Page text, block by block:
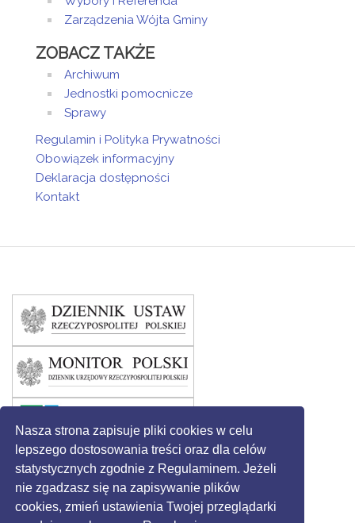
Nasza strona zapisuje pliki cookies w celu
lepszego dostosowania treści oraz dla celów
statystycznych zgodnie z Regulaminem. Jeżeli
nie zgadzasz się na zapisywanie plików
cookies, zmień ustawienia Twojej przeglądarki
Wspólnych
Maria
Dyrektor
Przedszkola
Samorządowego
w Święciechowie
Spychała -
Dyrektor Szkoły
Podstawowej w
Długiem Starem
Joanna Primel
- Kierownik
Gminnego
Pomocy
Społecznej w
Święciechowie
Dyrektor Szkoły
Podstawowej w
Lasocicach
Mirosław
Grzelczyk -
Dyrektor Szkoły
Zarządzenia Wójta Gminy
ZOBACZ TAKŻE
Archiwum
Jednostki pomocnicze
Sprawy
Regulamin i Polityka Prywatności
Obowiązek informacyjny
Deklaracja dostępności
Kontakt